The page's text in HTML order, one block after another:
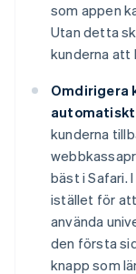
som appen
Utan detta
kunderna att
Omdirigera
kunderna
bäst i Safari.
istället för att
använda
den första
knapp som